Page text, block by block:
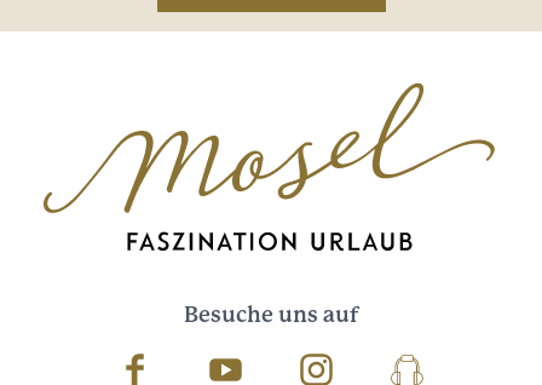
Besuche uns auf
Facebook Youtube InstagramPodcast